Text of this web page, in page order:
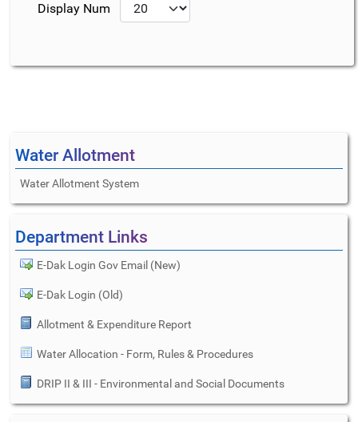
Display Num
Water Allotment
Water Allotment System
Department Links
E-Dak Login Gov Email (New)
E-Dak Login (Old)
Allotment & Expenditure Report
Water Allocation - Form, Rules & Procedures
DRIP II & III - Environmental and Social Documents